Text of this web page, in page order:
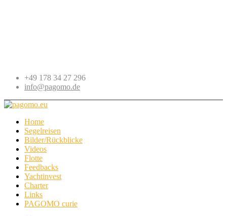
+49 178 34 27 296
info@pagomo.de
Home
Segelreisen
Bilder/Rückblicke
Videos
Flotte
Feedbacks
Yachtinvest
Charter
Links
PAGOMO curie